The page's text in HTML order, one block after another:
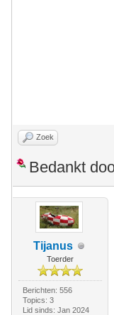
Zoek
Bedankt
Tijanus
Toerder
Berichten: 556
Topics: 3
Lid sinds: Jan 2024